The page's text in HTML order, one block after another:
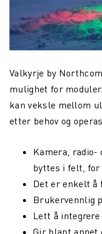
Valkyrje by
mulighet for
kan veksle mellom
etter behov og
Kamera,
byttes i felt, for
Det er enkelt å
Brukervennlig
Lett å integrere